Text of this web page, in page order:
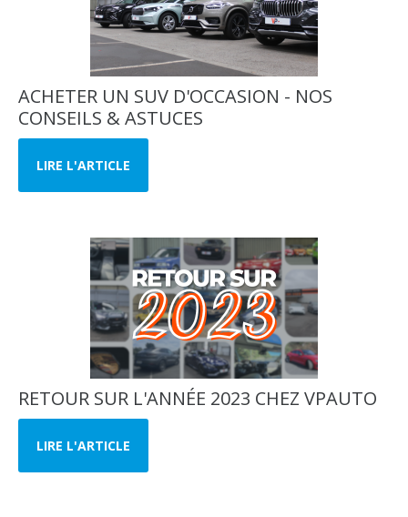
ACHETER UN SUV D'OCCASION - NOS
CONSEILS & ASTUCES
LIRE L'ARTICLE
RETOUR SUR L'ANNÉE 2023 CHEZ VPAUTO
LIRE L'ARTICLE